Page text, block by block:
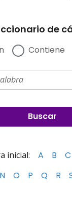
de
Contiene
inicial: A B C
N O P Q R